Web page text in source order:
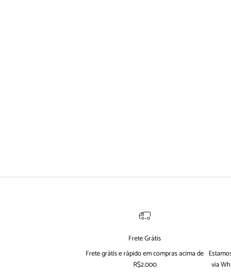
Frete Grátis
Frete grátis e rápido em compras acima de
R$2.000
via